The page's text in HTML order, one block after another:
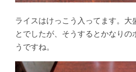
ライスはけっこう入ってます。大
とでしたが、そうするとかなりの
うですね。